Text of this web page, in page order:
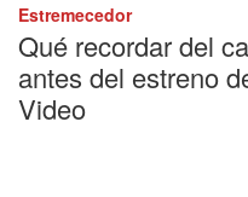
Estremecedor
Qué recordar del
antes del estreno
Video